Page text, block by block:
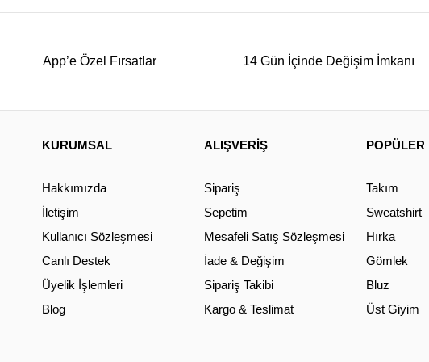
App’e Özel Fırsatlar 14 Gün İçinde Değişim İmkanı
KURUMSAL
Hakkımızda
İletişim
Kullanıcı Sözleşmesi
Canlı Destek
Üyelik İşlemleri
Blog
ALIŞVERİŞ
Sipariş
Sepetim
Mesafeli Satış Sözleşmesi
İade & Değişim
Sipariş Takibi
Kargo & Teslimat
POPÜLER
Takım
Sweatshirt
Hırka
Gömlek
Bluz
Üst Giyim